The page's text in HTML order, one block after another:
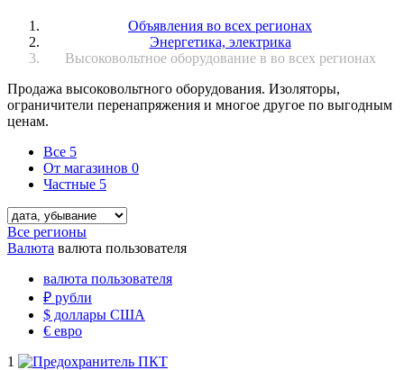
Объявления во всех регионах
Энергетика, электрика
Высоковольтное оборудование в во всех регионах
Продажа высоковольтного оборудования. Изоляторы,
ограничители перенапряжения и многое другое по выгодным
ценам.
Все 5
От магазинов 0
Частные 5
Все регионы
Валюта валюта пользователя
валюта пользователя
₽ рубли
$ доллары США
€ евро
1